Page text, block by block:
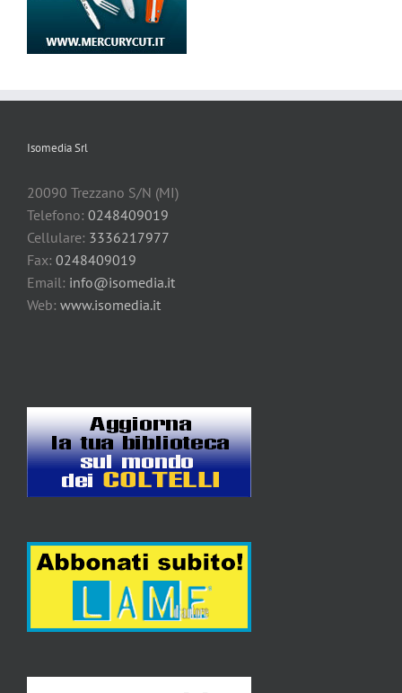
Isomedia Srl
20090 Trezzano S/N (MI)
Telefono: 0248409019
Cellulare: 3336217977
Fax: 0248409019
Email: info@isomedia.it
Web: www.isomedia.it